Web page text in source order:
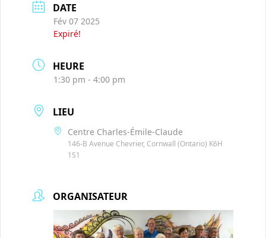
DATE
Fév 07 2025
Expiré!
HEURE
1:30 pm - 4:00 pm
LIEU
Centre Charles-Émile-Claude
146-B Avenue Chevrier, Cornwall (Ontario) K6H
1S1
ORGANISATEUR